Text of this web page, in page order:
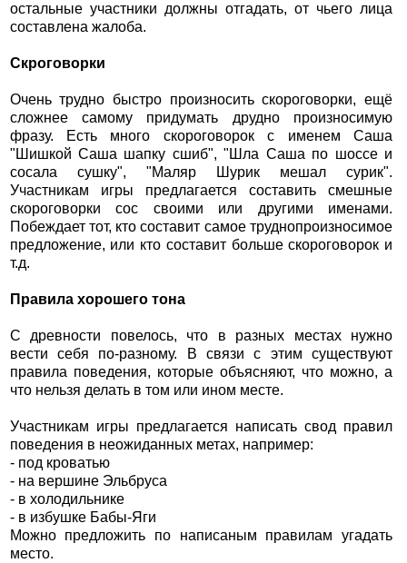
остальные участники должны отгадать, от чьего лица
составлена жалоба.
Скроговорки
Очень трудно быстро произносить скороговорки, ещё
сложнее самому придумать друдно произносимую
фразу. Есть много скороговорок с именем Саша
"Шишкой Саша шапку сшиб", "Шла Саша по шоссе и
сосала сушку", "Маляр Шурик мешал сурик".
Участникам игры предлагается составить смешные
скороговорки сос своими или другими именами.
Побеждает тот, кто составит самое труднопроизносимое
предложение, или кто составит больше скороговорок и
т.д.
Правила хорошего тона
С древности повелось, что в разных местах нужно
вести себя по-разному. В связи с этим существуют
правила поведения, которые объясняют, что можно, а
что нельзя делать в том или ином месте.
Участникам игры предлагается написать свод правил
поведения в неожиданных метах, например:
- под кроватью
- на вершине Эльбруса
- в холодильнике
- в избушке Бабы-Яги
Можно предложить по написаным правилам угадать
место.